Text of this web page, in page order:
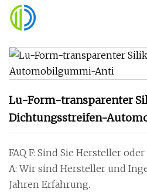
Lu-Form-transparenter
Dichtungsstreifen-
FAQ F: Sind Sie Hersteller
A: Wir sind Hersteller und
Jahren Erfahrung.